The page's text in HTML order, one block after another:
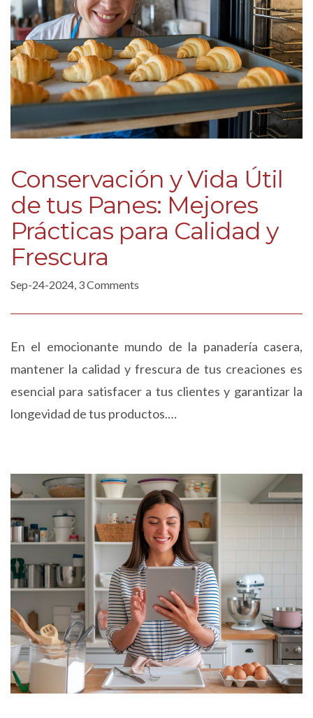
Conservación y Vida Útil
de tus Panes: Mejores
Prácticas para Calidad y
Frescura
Sep-24-2024, 3 Comments
En el emocionante mundo de la panadería casera,
mantener la calidad y frescura de tus creaciones es
esencial para satisfacer a tus clientes y garantizar la
longevidad de tus productos.…